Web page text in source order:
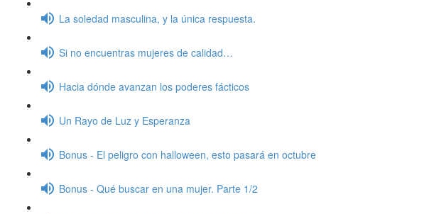
La soledad masculina, y la única respuesta.
Si no encuentras mujeres de calidad…
Hacia dónde avanzan los poderes fácticos
Un Rayo de Luz y Esperanza
Bonus - El peligro con halloween, esto pasará en octubre
Bonus - Qué buscar en una mujer. Parte 1/2